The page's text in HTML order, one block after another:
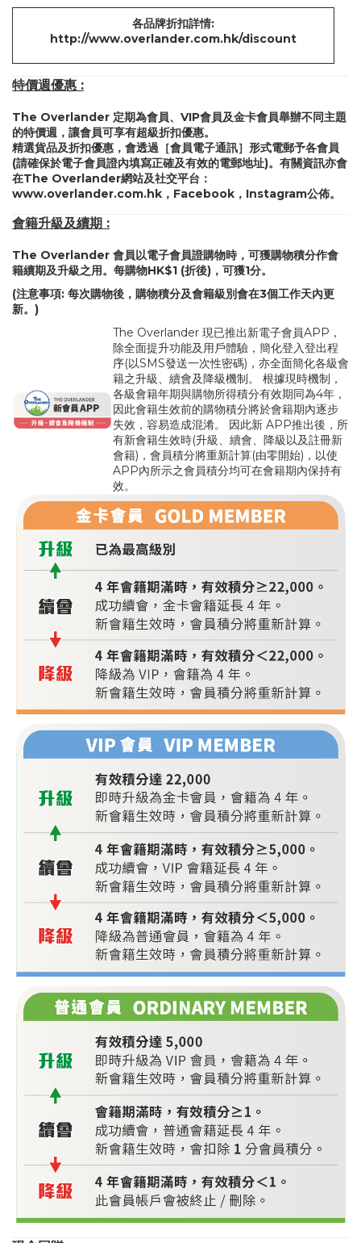
各品牌折扣詳情:
http://www.overlander.com.hk/discount
特價週優惠 :
The Overlander 定期為會員、VIP會員及金卡會員舉辦不同主題
的特價週，讓會員可享有超級折扣優惠。
精選貨品及折扣優惠，會透過［會員電子通訊］形式電郵予各會員
(請確保於電子會員證內填寫正確及有效的電郵地址)。有關資訊亦會
在The Overlander網站及社交平台：
www.overlander.com.hk ， Facebook ， Instagram公佈。
會籍升級及續期 :
The Overlander 會員以電子會員證購物時，可獲購物積分作會
籍續期及升級之用。每購物HK$1 (折後)，可獲1分。
(注意事項: 每次購物後，購物積分及會籍級別會在3個工作天內更
新。)
The Overlander 現已推出新電子會員APP，
除全面提升功能及用戶體驗，簡化登入登出程
序(以SMS發送一次性密碼)，亦全面簡化各級會
籍之升級、續會及降級機制。 根據現時機制，
各級會籍年期與購物所得積分有效期同為4年，
因此會籍生效前的購物積分將於會籍期內逐步
失效，容易造成混淆。 因此新 APP推出後，所
有新會籍生效時(升級、續會、降級以及註冊新
會籍)，會員積分將重新計算(由零開始)，以使
APP內所示之會員積分均可在會籍期內保持有
效。